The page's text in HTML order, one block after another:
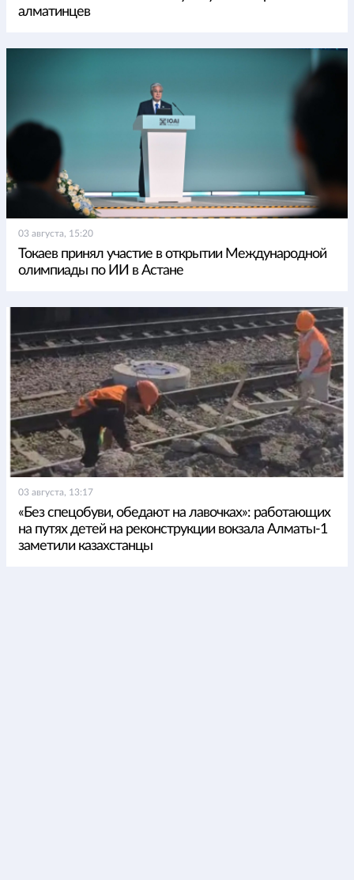
алматинцев
03 августа, 15:20
Токаев принял участие в открытии Международной
олимпиады по ИИ в Астане
03 августа, 13:17
«Без спецобуви, обедают на лавочках»: работающих
на путях детей на реконструкции вокзала Алматы-1
заметили казахстанцы